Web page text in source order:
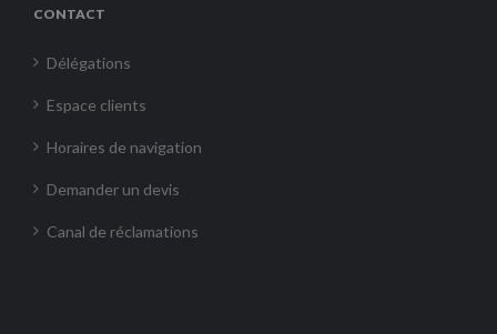
CONTACT
Délégations
Espace clients
Horaires de navigation
Demander un devis
Canal de réclamations